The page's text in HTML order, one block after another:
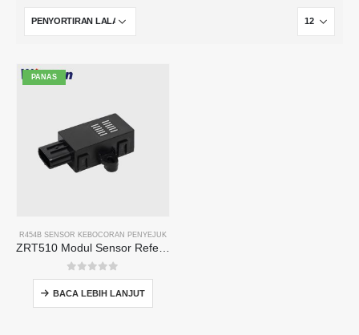
PANAS
R454B SENSOR KEBOCORAN PENYEJUK
0daripada 5
BACA LEBIH LANJUT